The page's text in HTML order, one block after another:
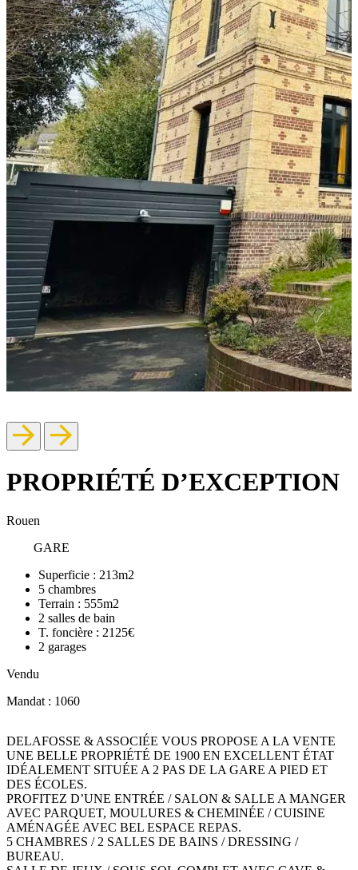
PROPRIÉTÉ D’EXCEPTION
Rouen
GARE
Superficie : 213m2
5 chambres
Terrain : 555m2
2 salles de bain
T. foncière : 2125€
2 garages
Vendu
Mandat : 1060
DELAFOSSE & ASSOCIÉE VOUS PROPOSE A LA VENTE
UNE BELLE PROPRIÉTÉ DE 1900 EN EXCELLENT ÉTAT
IDÉALEMENT SITUÉE A 2 PAS DE LA GARE A PIED ET
DES ÉCOLES.
PROFITEZ D’UNE ENTRÉE / SALON & SALLE A MANGER
AVEC PARQUET, MOULURES & CHEMINÉE / CUISINE
AMÉNAGÉE AVEC BEL ESPACE REPAS.
5 CHAMBRES / 2 SALLES DE BAINS / DRESSING /
BUREAU.